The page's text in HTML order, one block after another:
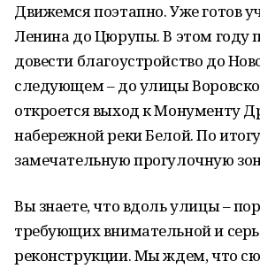
Движемся поэтапно. Уже готов
Ленина до Цюрупы. В этом году
довести благоустройство до
следующем – до улицы
откроется выход к Монументу
набережной реки Белой. По
замечательную прогулочную
Вы знаете, что вдоль улицы –
требующих внимательной и
реконструкции. Мы ждем, что